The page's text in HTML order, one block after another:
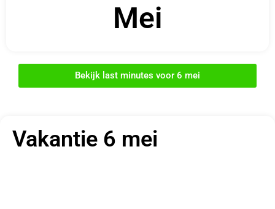
Mei
Bekijk last minutes voor 6 mei
Vakantie 6 mei